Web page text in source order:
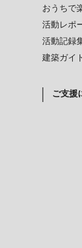
おうちで
活動レポ
活動記録
建築ガイ
ご支援